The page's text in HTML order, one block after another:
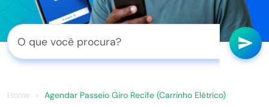
Home Agendar Passeio Giro Recife (Carrinho Elétrico)